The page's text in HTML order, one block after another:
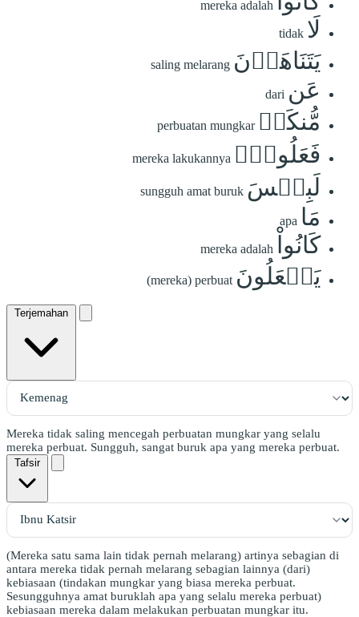
mereka adalah
لَا tidak
يَتَنَاهَوۡنَ saling melarang
عَن dari
مُّنكَرٖ perbuatan mungkar
فَعَلُوهُۚ mereka lakukannya
لَبِئۡسَ sungguh amat buruk
مَا apa
كَانُواْ mereka adalah
يَفۡعَلُونَ (mereka) perbuat
Terjemahan
Mereka tidak saling mencegah perbuatan mungkar yang selalu
mereka perbuat. Sungguh, sangat buruk apa yang mereka perbuat.
Tafsir
(Mereka satu sama lain tidak pernah melarang) artinya sebagian di
antara mereka tidak pernah melarang sebagian lainnya (dari)
kebiasaan (tindakan mungkar yang biasa mereka perbuat.
Sesungguhnya amat buruklah apa yang selalu mereka perbuat)
kebiasaan mereka dalam melakukan perbuatan mungkar itu.